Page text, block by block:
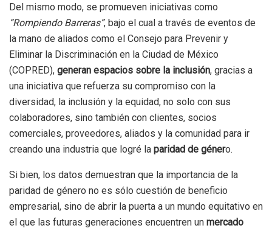
Del mismo modo, se promueven iniciativas como
“Rompiendo Barreras”, bajo el cual a través de eventos de
la mano de aliados como el Consejo para Prevenir y
Eliminar la Discriminación en la Ciudad de México
(COPRED), generan espacios sobre la inclusión, gracias a
una iniciativa que refuerza su compromiso con la
diversidad, la inclusión y la equidad, no solo con sus
colaboradores, sino también con clientes, socios
comerciales, proveedores, aliados y la comunidad para ir
creando una industria que logré la paridad de género.
Si bien, los datos demuestran que la importancia de la
paridad de género no es sólo cuestión de beneficio
empresarial, sino de abrir la puerta a un mundo equitativo en
el que las futuras generaciones encuentren un mercado